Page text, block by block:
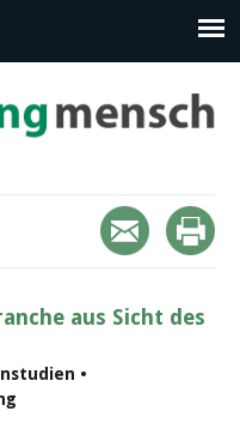
aus Sicht des
•